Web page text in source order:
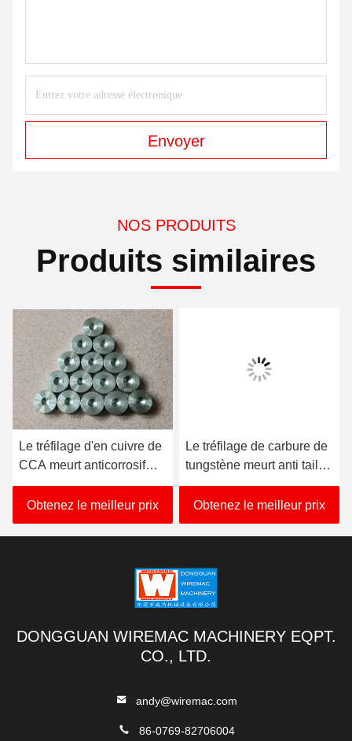
Envoyer
NOS PRODUITS
Produits similaires
Le tréfilage d'en cuivre de
CCA meurt anticorrosif
pour la machine de
tréfilage
Obtenez le meilleur prix
Le tréfilage de carbure de
tungstène meurt anti taille
de l'oxydation 0.040Mm
Obtenez le meilleur prix
DONGGUAN WIREMAC MACHINERY EQPT.
CO., LTD.
andy@wiremac.com
86-0769-82706004